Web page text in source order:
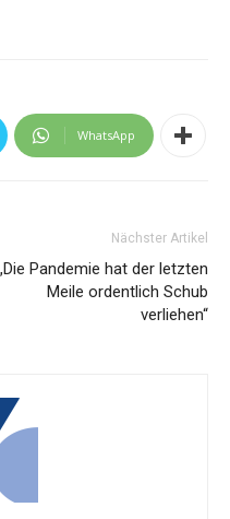
WhatsApp
Nächster Artikel
Pandemie hat der letzten
Meile ordentlich Schub
verliehen“